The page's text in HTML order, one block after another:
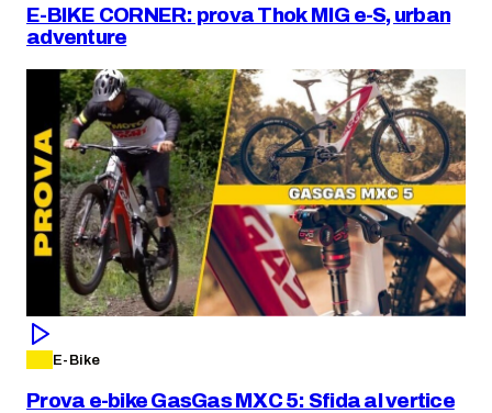
E-BIKE CORNER: prova Thok MIG e-S, urban
adventure
E-Bike
Prova e-bike GasGas MXC 5: Sfida al vertice